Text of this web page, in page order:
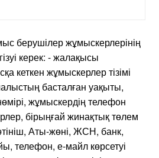
берушілер жұмыскерлерінің
керек: - жалақысы
кеткен жұмыскерлер тізімі
басталған уақыты,
жұмыскердің телефон
бірыңғай жинақтық төлем
Аты-жөні, ЖСН, банк,
телефон, е-майл көрсетуі